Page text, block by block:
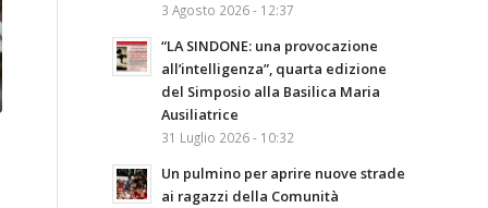
3 Agosto 2026 - 12:37
“LA SINDONE: una provocazione
all’intelligenza”, quarta edizione
del Simposio alla Basilica Maria
Ausiliatrice
31 Luglio 2026 - 10:32
Un pulmino per aprire nuove strade
ai ragazzi della Comunità